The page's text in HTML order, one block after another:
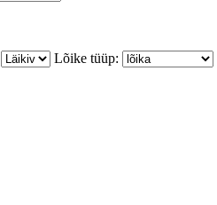
Lõike tüüp: